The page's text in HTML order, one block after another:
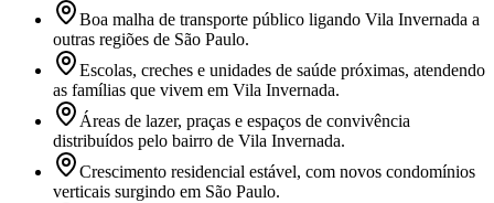
Boa malha de transporte público ligando Vila Invernada a
outras regiões de São Paulo.
Escolas, creches e unidades de saúde próximas, atendendo
as famílias que vivem em Vila Invernada.
Áreas de lazer, praças e espaços de convivência
distribuídos pelo bairro de Vila Invernada.
Crescimento residencial estável, com novos condomínios
verticais surgindo em São Paulo.